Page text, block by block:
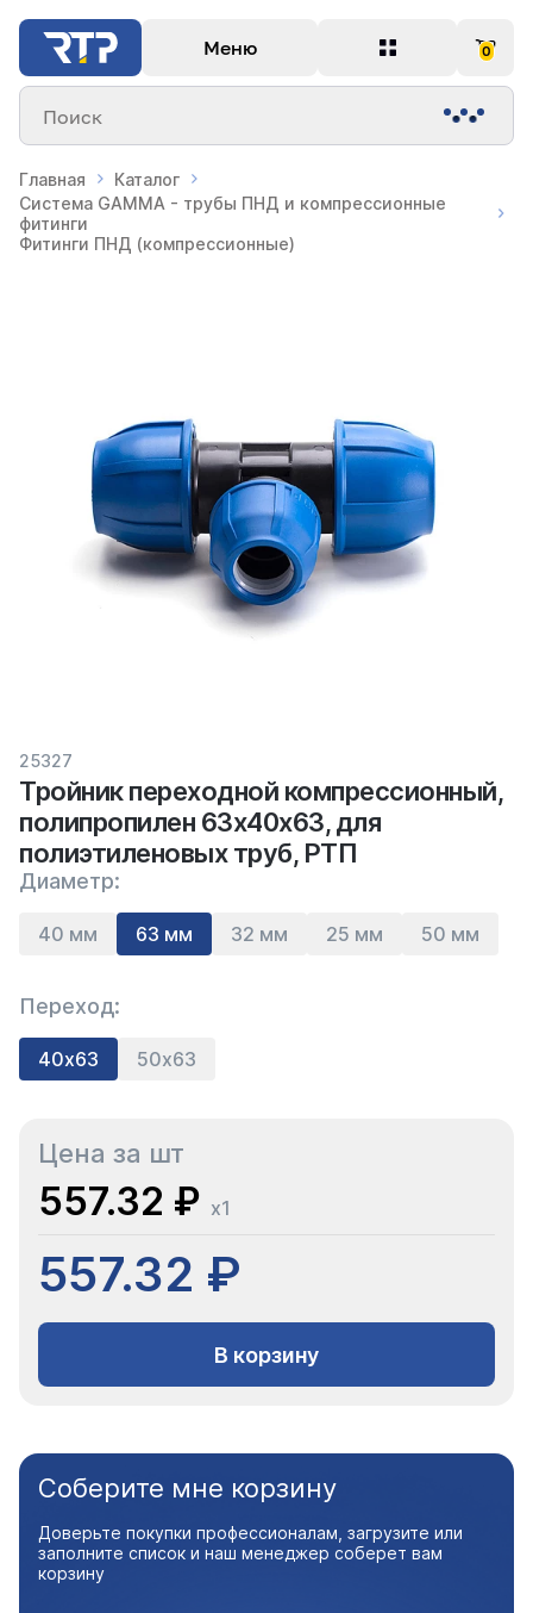
Меню 0
Поиск
Главная
Каталог
Система GAMMA - трубы ПНД и компрессионные
фитинги
Фитинги ПНД (компрессионные)
25327
Тройник переходной компрессионный,
полипропилен 63х40х63, для
полиэтиленовых труб, РТП
Диаметр:
40 мм 63 мм 32 мм 25 мм 50 мм
Переход:
40х63 50х63
Цена за шт
557.32 ₽ x1
557.32 ₽
В корзину
Соберите мне корзину
Доверьте покупки профессионалам, загрузите или
заполните список и наш менеджер соберет вам
корзину